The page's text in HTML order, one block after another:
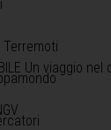
Un viaggio